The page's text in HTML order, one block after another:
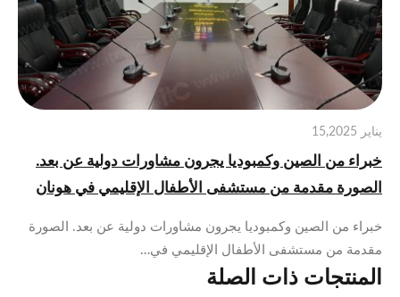
يناير 15,2025
خبراء من الصين وكمبوديا يجرون مشاورات دولية عن بعد.
الصورة مقدمة من مستشفى الأطفال الإقليمي في هونان
خبراء من الصين وكمبوديا يجرون مشاورات دولية عن بعد. الصورة
مقدمة من مستشفى الأطفال الإقليمي في…
المنتجات ذات الصلة